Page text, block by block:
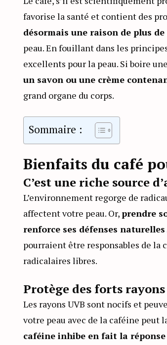
favorise la santé et contient des
désormais une raison de plus
peau. En fouillant dans les
excellents pour la peau. Si boire
un savon ou une crème
grand organe du corps.
Sommaire :
Bienfaits du café
C’est une riche source
L’environnement regorge de
affectent votre peau. Or,prendre
renforce ses défenses naturelles
pourraient être responsables de la
radicalaires libres.
Protège des forts
Les rayons UVB sont nocifs et
votre peau avec de la caféine peut
caféine inhibe en fait la